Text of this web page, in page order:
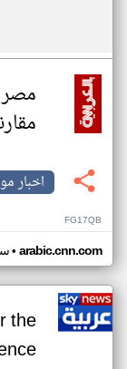
اخبار
FG17QB
• arabic.cnn.com
the